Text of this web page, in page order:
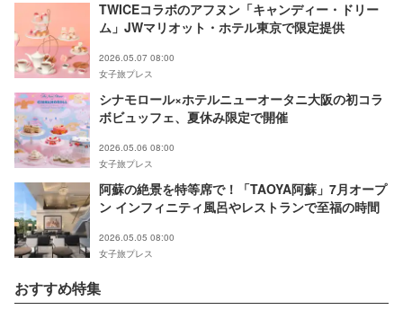
TWICEコラボのアフヌン「キャンディー・ドリー
ム」JWマリオット・ホテル東京で限定提供
2026.05.07 08:00
女子旅プレス
シナモロール×ホテルニューオータニ大阪の初コラ
ボビュッフェ、夏休み限定で開催
2026.05.06 08:00
女子旅プレス
阿蘇の絶景を特等席で！「TAOYA阿蘇」7月オープ
ン インフィニティ風呂やレストランで至福の時間
2026.05.05 08:00
女子旅プレス
おすすめ特集